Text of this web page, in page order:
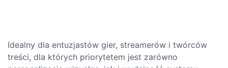
Idealny dla entuzjastów gier, streamerów i twórców
treści, dla których priorytetem jest zarówno